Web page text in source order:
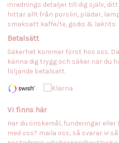
inrednings detaljer till dig själv, ditt
hittar allt från porslin, plädar,
smaksatt kaffe/te, godis & lakrits.
Betalsätt
Säkerhet kommer först hos oss.
känna dig trygg och säker när du
följande betalsätt.
Vi finns här
Har du önskemål, funderingar
med oss? maila oss, så svarar vi